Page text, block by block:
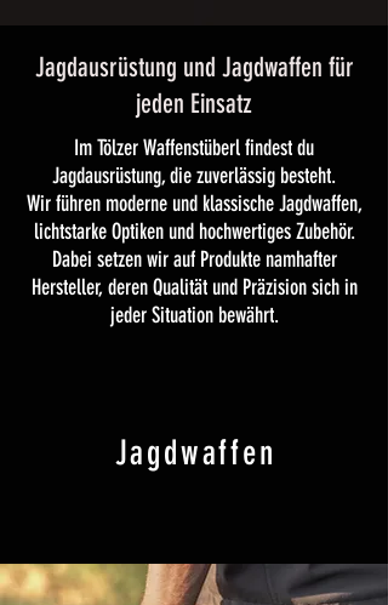
Jagd­ausrüstung und Jagdwaffen für
jeden Einsatz
Im Tölzer Waffenstüberl findest du
Jagdausrüstung, die zuverlässig besteht.
Wir führen moderne und klassische Jagdwaffen,
lichtstarke Optiken und hochwertiges Zubehör.
Dabei setzen wir auf Produkte namhafter
Hersteller, deren Qualität und Präzision sich in
jeder Situation bewährt.
Jagdwaffen